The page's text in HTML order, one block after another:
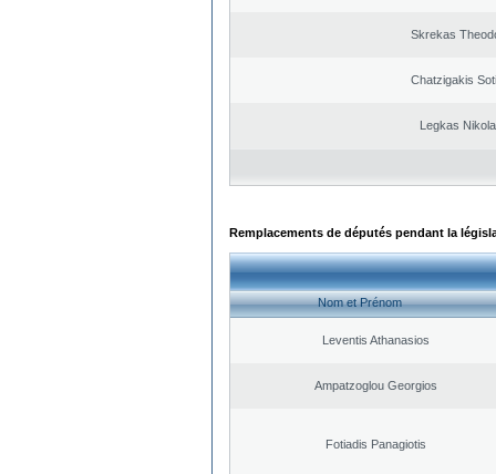
Skrekas
Chatzigakis
Legkas
Remplacements de députés pendant la
Nom et Prénom
Leventis Athanasios
Ampatzoglou Georgios
Fotiadis Panagiotis